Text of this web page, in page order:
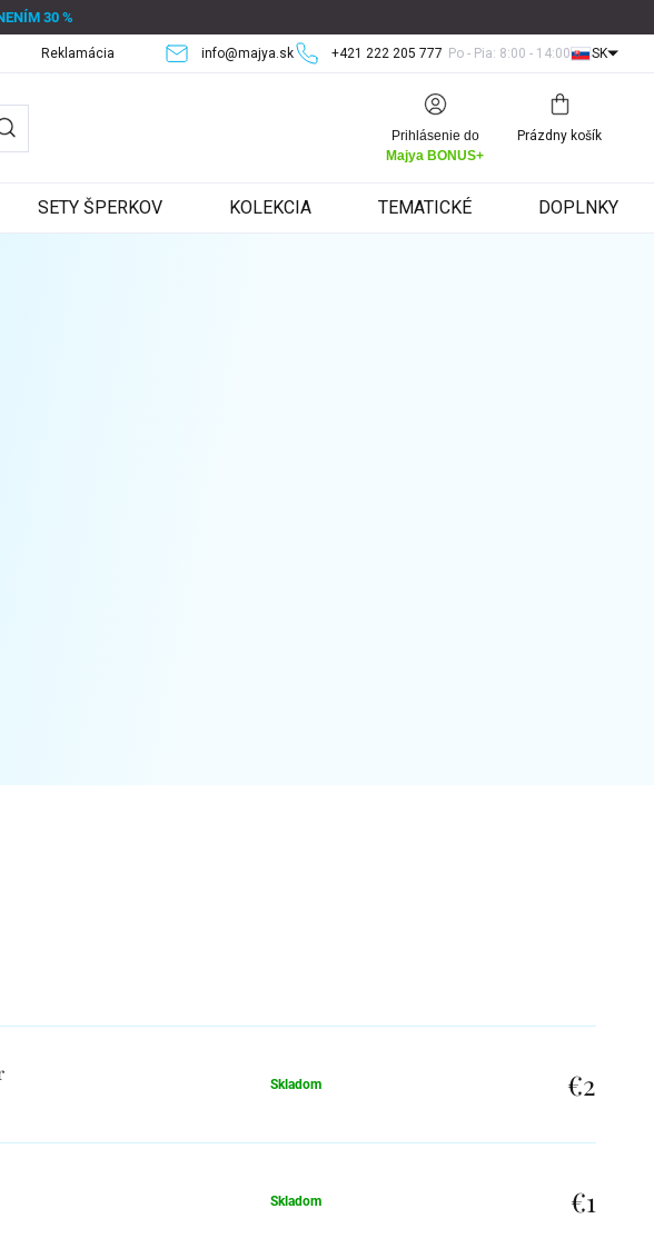
30 %
+421 222 205 777 Po - Pia: 8:00 - 14:00
info@majya.sk
Reklamácia SK
Prihlásenie do
Majya BONUS+
Nákupný
košík
Prázdny košík
SETY ŠPERKOV KOLEKCIA TEMATICKÉ DOPLNKY
Skladom €2
Skladom €1